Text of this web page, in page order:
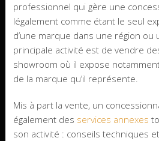
professionnel qui gère une
légalement comme étant le seul
d’une marque dans une région ou
principale activité est de vendre
showroom où il expose
de la marque qu’il représente.
Mis à part la vente, un
également des services annexes
son activité : conseils techniques